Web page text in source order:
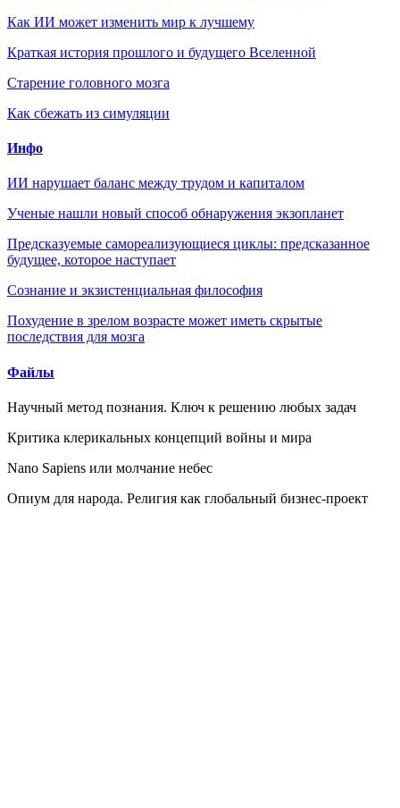
Как ИИ может изменить мир к лучшему
Краткая история прошлого и будущего Вселенной
Старение головного мозга
Как сбежать из симуляции
Инфо
ИИ нарушает баланс между трудом и капиталом
Ученые нашли новый способ обнаружения экзопланет
Предсказуемые самореализующиеся циклы: предсказанное
будущее, которое наступает
Сознание и экзистенциальная философия
Похудение в зрелом возрасте может иметь скрытые
последствия для мозга
Файлы
Научный метод познания. Ключ к решению любых задач
Критика клерикальных концепций войны и мира
Nano Sapiens или молчание небес
Опиум для народа. Религия как глобальный бизнес-проект